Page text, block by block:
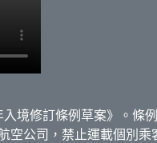
境修訂條例草案》。條
空公司，禁止運載個別乘